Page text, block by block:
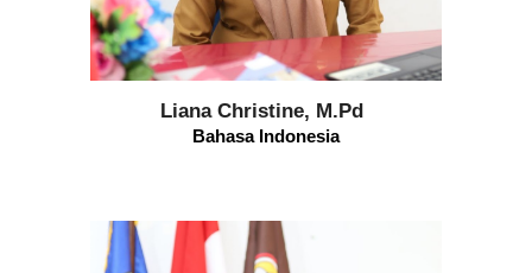
Liana Christine, M.Pd
Bahasa Indonesia